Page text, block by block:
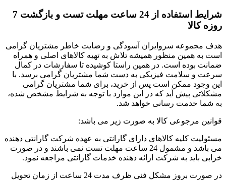
شرایط استفاده از 24 ساعت مهلت تست و بازگشت 7
روزه کالا
هدف مجموعه سروایران آسودگی و رضایت خاطر مشتریان گرامی
است به همین منظور همیشه تلاش به تهیه کالاهای اصلی و همراه
ضمانت بوده است. در همین راستا کوشیده تا سفارشات در کمال
سرعت و سلامت فیزیکی به دست شما مشتریان گرامی برسد. با
این وجود ممکن است پس از خرید، برای شما مشتریان گرامی
مشکلاتی پیش آید که در این موارد با توجه به شرایط مشخص شده،
به شما خدمت رسانی خواهد شد.
قوانین مرجوعی کالا به صورت زیر می باشد:
مسئولیت کلیه کالاهای دارای گارانتی به عهده شرکت گارانتی دهنده
می باشد و مشمول 24 ساعت مهلت تست نمی باشند و در صورت
خرابی باید به شرکت ارائه دهنده خدمات گارانتی مراجعه نمود.
در صورت بروز مشکل فنی ظرف مدت 24 ساعت از زمان تحویل